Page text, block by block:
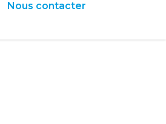
Nous contacter